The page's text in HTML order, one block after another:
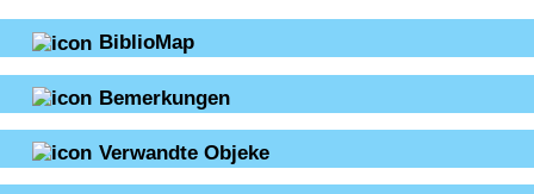
BiblioMap
Bemerkungen
Verwandte Objeke